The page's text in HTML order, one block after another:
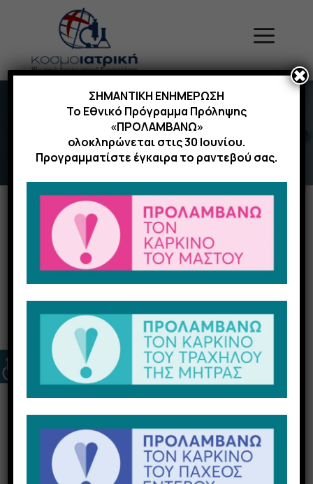
περιεχόμενο
Menu
Είμαστε συμβεβλημένα διαγνωστικά
κέντρα με ΕΟΠΥΥ, ΓΕΝ, ΓΕΣ, ΔΕΑ,
ΕΔΟΕΑΠ, ΕΥΔΑΠ, Τράπεζα της Ελλάδος &
Ιδιωτικές Ασφάλειες.
Ασφαλιστικά ταμεία
Ταμεία & Ασφαλιστικές
εταιρίες
Στα Κέντρα μας, μπορείτε να πραγματοποιήσετε
όλες τις εξετάσεις σας με ΕΟΠΥΥ αλλά και με
ΙΔΙΩΤΙΚΕΣ ΑΣΦΑΛΕΙΕΣ με γρήγορες και εύκολες
διαδικασίες. Είμαστε -μεταξύ άλλων-
συμβεβλημένα διαγνωστικά κέντρα και με ΓΕΝ,
ΓΕΣ, ΔΕΑ, ΕΔΟΕΑΠ, ΕΥΔΑΠ και Τράπεζα της
Ελλάδος.
ΣΗΜΑΝΤΙΚΗ ΕΝΗΜΕΡΩΣΗ
Το Εθνικό Πρόγραμμα Πρόληψης
«ΠΡΟΛΑΜΒΑΝΩ»
ολοκληρώνεται στις 30 Ιουνίου.
Προγραμματίστε έγκαιρα το ραντεβού σας.
✖